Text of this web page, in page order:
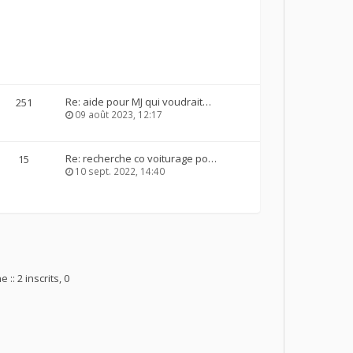
251 Re: aide pour MJ qui voudrait…
09 août 2023, 12:17
15 Re: recherche co voiturage po…
10 sept. 2022, 14:40
:: 2 inscrits, 0